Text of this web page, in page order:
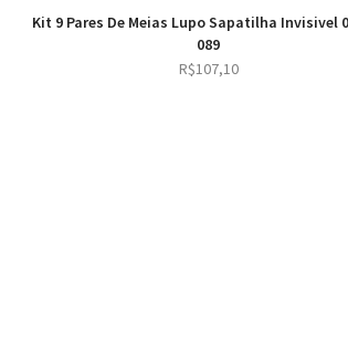
Kit 9 Pares De Meias Lupo Sapatilha Invisivel
089
R$107,10